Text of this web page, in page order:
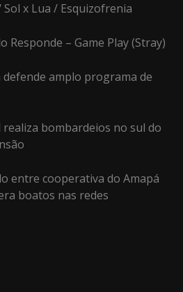
x Lua / Esquizofrenia
Responde – Game Play (Stray)
defende amplo programa de
realiza bombardeios no sul do
entre cooperativa do Amapá
boatos nas redes